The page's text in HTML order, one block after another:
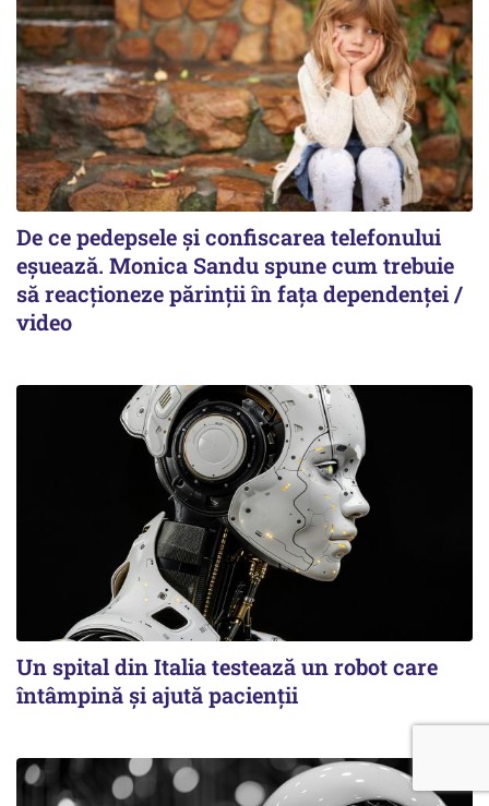
De ce pedepsele și confiscarea telefonului
eșuează. Monica Sandu spune cum trebuie
să reacționeze părinții în fața dependenței /
video
Un spital din Italia testează un robot care
întâmpină și ajută pacienții